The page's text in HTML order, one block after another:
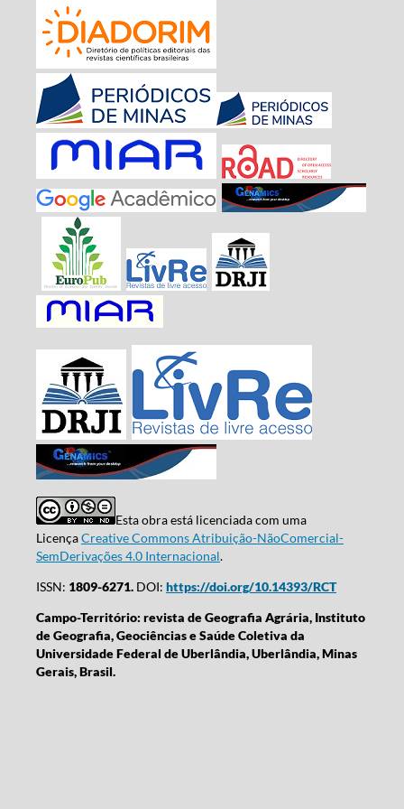
Esta obra está licenciada com uma
LicençaCreative Commons Atribuição-NãoComercial-
SemDerivações 4.0 Internacional.
ISSN: 1809-6271.DOI: https://doi.org/10.14393/RCT
Campo-Território: revista de Geografia Agrária, Instituto
de Geografia, Geociências e Saúde Coletiva da
Universidade Federal de Uberlândia, Uberlândia, Minas
Gerais, Brasil.